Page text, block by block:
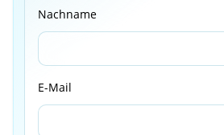
Nachname
E-Mail